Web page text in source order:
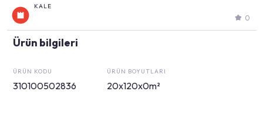
KALE
0
Ürün bilgileri
ÜRÜN KODU
310100502836
ÜRÜN BOYUTLARI
20x120x0m²